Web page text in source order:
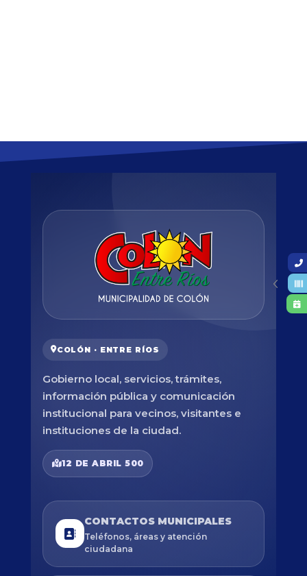
COLÓN · ENTRE RÍOS
Gobierno local, servicios, trámites,
información pública y comunicación
institucional para vecinos, visitantes e
instituciones de la ciudad.
12 DE ABRIL 500
CONTACTOS MUNICIPALES
Teléfonos, áreas y atención
ciudadana